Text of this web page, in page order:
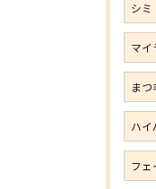
シミ
マイ
まつ
ハイ
フェ